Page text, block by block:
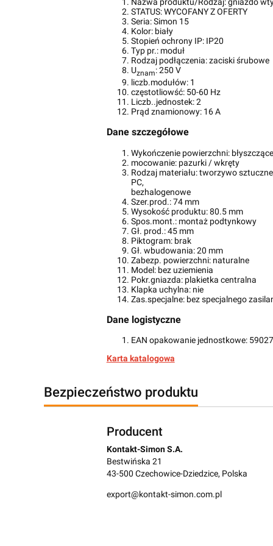
STATUS:WYCOFANY Z OFERTY
Seria:Simon 15
Kolor: biały
Stopień ochrony IP: IP20
Typ pr.: moduł
Rodzaj podłączenia:zaciski śrubowe
Uznam:250 V
liczb.modułów: 1
częstotliowść: 50-60 Hz
Liczb..jednostek:2
Prąd znamionowy: 16 A
Dane szczegółowe
Wykończenie powierzchni: błyszczące
mocowanie: pazurki / wkręty
Rodzaj materiału:tworzywo
PC,
bezhalogenowe
Szer.prod.:74 mm
Wysokość produktu:80.5 mm
Spos.mont.: montaż podtynkowy
Gł. prod.:45 mm
Piktogram: brak
Gł. wbudowania:20 mm
Zabezp. powierzchni: naturalne
Model: bez uziemienia
Pokr.gniazda: plakietka centralna
Klapka uchylna: nie
Zas.specjalne: bez specjalnego
Dane logistyczne
EAN opakowanie jednostkowe:
Karta katalogowa
Bezpieczeństwo produktu
Producent
Kontakt-Simon S.A.
Bestwińska 21
43-500 Czechowice-Dziedzice, Polska
export@kontakt-simon.com.pl